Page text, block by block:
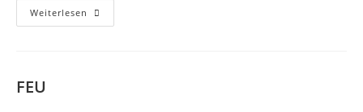
Weiterlesen
FEU